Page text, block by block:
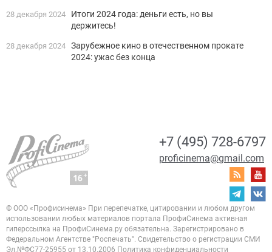
28 декабря 2024
Итоги 2024 года: деньги есть, но вы
держитесь!
28 декабря 2024 Зарубежное кино в отечественном прокате
2024: ужас без конца
+7 (495) 728-6797
proficinema@gmail.com
© ООО «Профисинема» При перепечатке, цитировании и любом другом
использовании любых материалов портала ПрофиСинема активная
гиперссылка на ПрофиСинема.ру обязательна. Зарегистрировано в
Федеральном Агентстве "Роспечать". Свидетельство о регистрации СМИ
Эл.№ФС77-25955 от 13.10.2006 Политика конфиденциальности